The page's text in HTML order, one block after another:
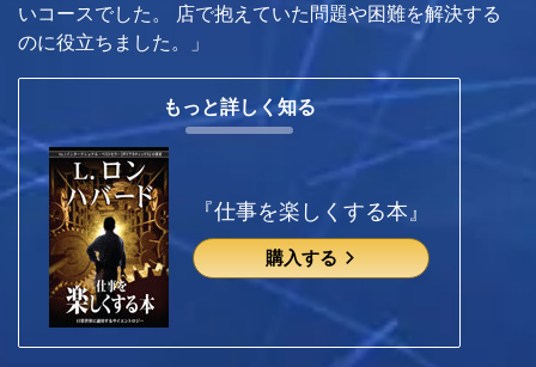
いコースでした。 店で抱えていた問題や困難を解決する
のに役立ちました。」
もっと詳しく知る
『仕事を楽しくする本』
購入する